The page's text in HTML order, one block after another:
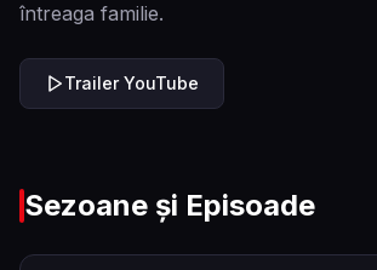
întreaga familie.
Trailer YouTube
Sezoane și Episoade